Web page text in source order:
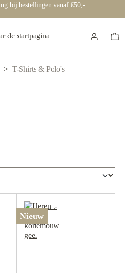
Voor 12:00 uur besteld?
T-Shirts & Polo's
Nieuw